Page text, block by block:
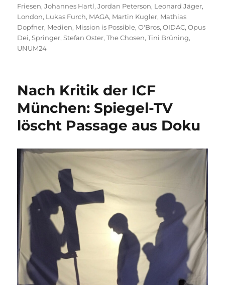
Friesen,Johannes Hartl,Jordan Peterson, Leonard Jäger,
London, Lukas Furch, MAGA, Martin Kugler, Mathias
Dopfner, Medien, Mission is Possible,O'Bros,OIDAC,Opus
Dei,Springer,Stefan Oster,The Chosen,Tini Brüning,
UNUM24
Nach Kritik der ICF
München: Spiegel-TV
löscht Passage aus Doku